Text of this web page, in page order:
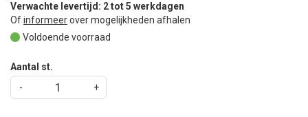
Verwachte levertijd: 2 tot 5 werkdagen
Ofinformeerover mogelijkheden afhalen
Voldoende voorraad
Aantal st.